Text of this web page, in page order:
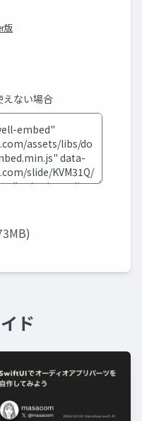
版
えない場合
ド